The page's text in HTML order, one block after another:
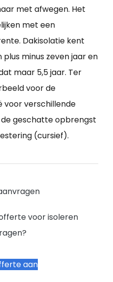
met afwegen. Het
met een
Dakisolatie kent
minus zeven jaar en
maar 5,5 jaar. Ter
voor de
voor verschillende
de geschatte opbrengst
(cursief).
voor isoleren
aan